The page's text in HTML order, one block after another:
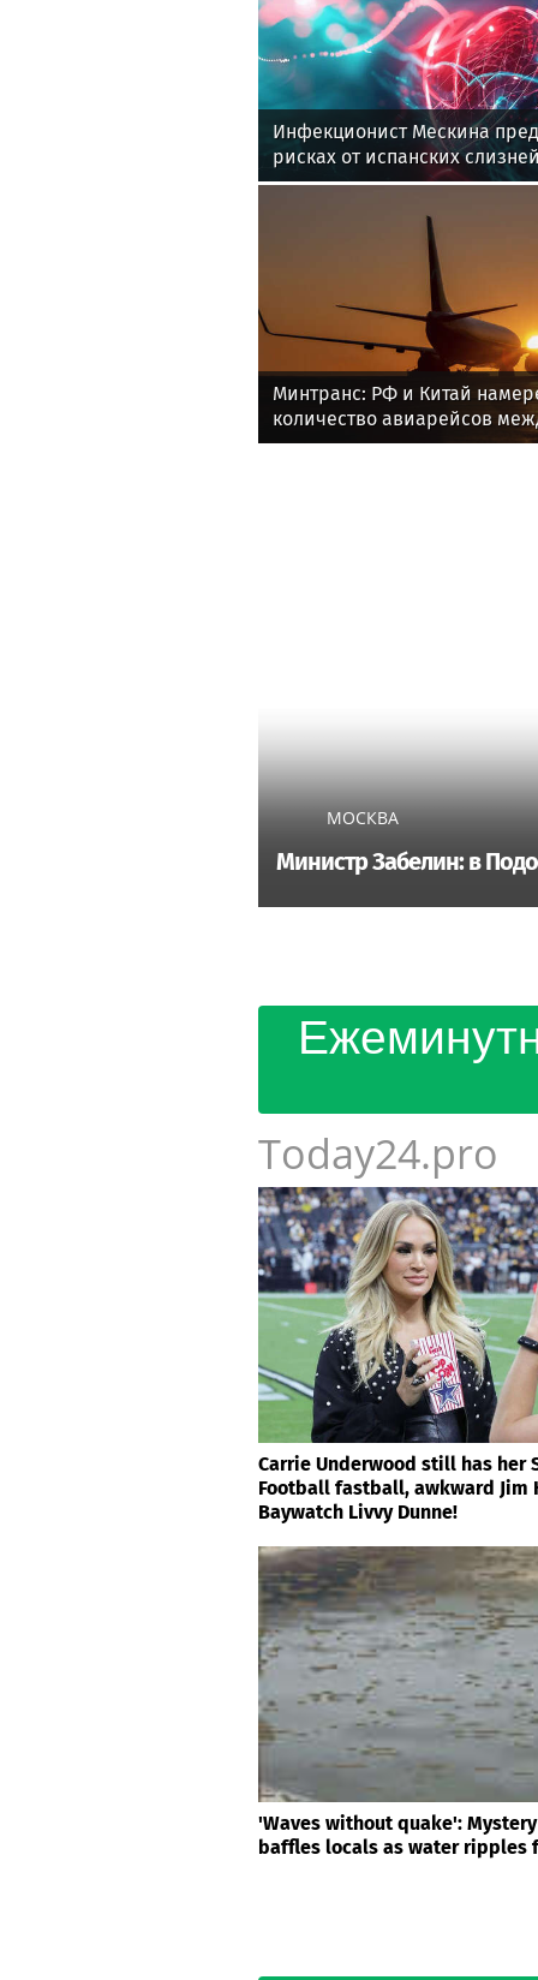
Инфекционист Мескина
рисках от испанских
Минтранс: РФ и Китай
количество авиарейсов
МОСКВА
Министр Забелин: в
Today24.pro
Carrie Underwood still has her
Football fastball, awkward Jim
Baywatch Livvy Dunne!
'Waves without quake':
baffles locals as water ripples